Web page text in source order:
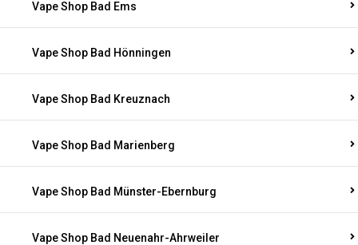
Vape Shop Bad Ems
Vape Shop Bad Hönningen
Vape Shop Bad Kreuznach
Vape Shop Bad Marienberg
Vape Shop Bad Münster-Ebernburg
Vape Shop Bad Neuenahr-Ahrweiler